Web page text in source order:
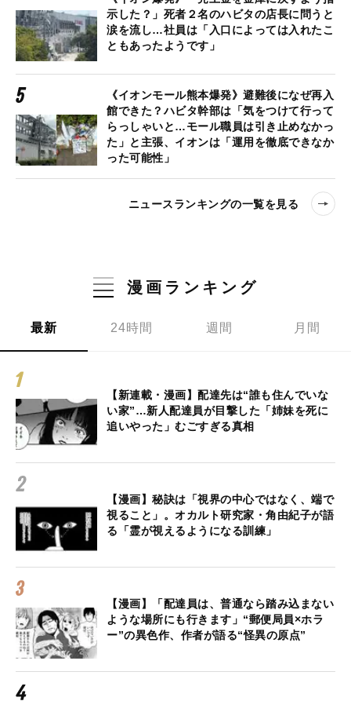
示した？」死者２名のハビタの店長に問うと
涙を流し…社員は「入口によっては入れたこ
ともあったようです」
《イオンモール熊本爆発》避難後になぜ再入
館できた？ハビタ幹部は「気をつけて行って
らっしゃいと…モール職員は引き止めなかっ
た」と主張、イオンは「運用を徹底できなか
った可能性」
ニュースランキングの一覧を見る
漫画ランキング
最新 24時間 週間 月間
【新連載・漫画】配達先は“誰も住んでいな
い家”…新人配達員が目撃した「姉妹を死に
追いやった」むごすぎる真相
【漫画】秘訣は「視界の中心ではなく、端で
視ること」。オカルト研究家・角由紀子が語
る「霊が視えるようになる訓練」
【漫画】「配達員は、普通なら踏み込まない
ような場所にも行きます」“郵便局員×ホラ
ー”の異色作、作者が語る“怪異の原点”